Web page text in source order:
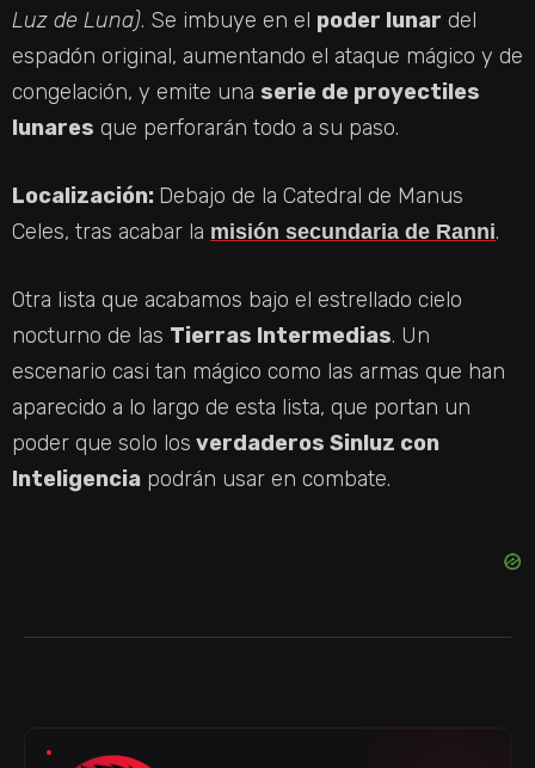
Luz de Luna). Se imbuye en el poder lunar del
espadón original, aumentando el ataque mágico y de
congelación, y emite una serie de proyectiles
lunares que perforarán todo a su paso.
Localización: Debajo de la Catedral de Manus
Celes, tras acabar la misión secundaria de Ranni.
Otra lista que acabamos bajo el estrellado cielo
nocturno de las Tierras Intermedias. Un
escenario casi tan mágico como las armas que han
aparecido a lo largo de esta lista, que portan un
poder que solo los verdaderos Sinluz con
Inteligencia podrán usar en combate.